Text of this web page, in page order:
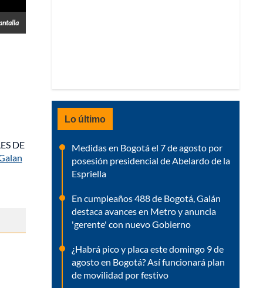
DE
Lo último
Medidas en Bogotá el 7 de agosto por
posesión presidencial de Abelardo de la
Espriella
En cumpleaños 488 de Bogotá, Galán
destaca avances en Metro y anuncia
'gerente' con nuevo Gobierno
¿Habrá pico y placa este domingo 9 de
agosto en Bogotá? Así funcionará plan
de movilidad por festivo